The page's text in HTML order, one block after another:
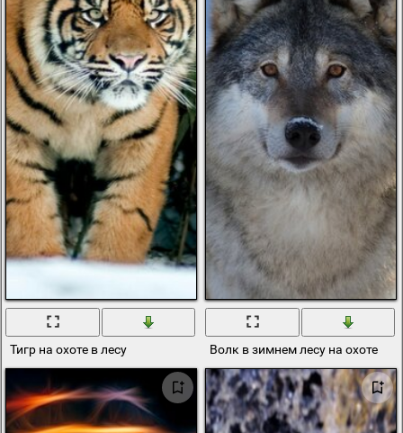
Тигр на охоте в лесу Волк в зимнем лесу на охоте